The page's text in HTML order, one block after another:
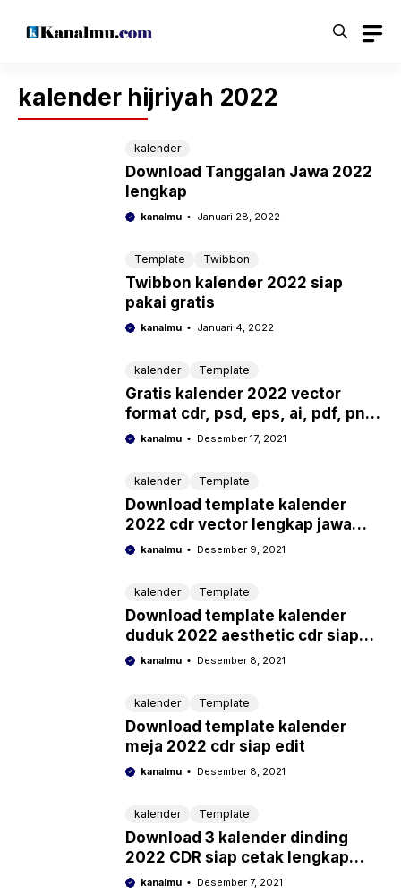
kalender hijriyah 2022
kalender
Download Tanggalan Jawa 2022
lengkap
kanalmu Januari 28, 2022
Template Twibbon
Twibbon kalender 2022 siap
pakai gratis
kanalmu Januari 4, 2022
kalender Template
Gratis kalender 2022 vector
format cdr, psd, eps, ai, pdf, png,
jpg lengkap jawa hijriyah
kanalmu Desember 17, 2021
kalender Template
Download template kalender
2022 cdr vector lengkap jawa
hijriyah siap cetak gratis 100%
kanalmu Desember 9, 2021
kalender Template
Download template kalender
duduk 2022 aesthetic cdr siap
cetak
kanalmu Desember 8, 2021
kalender Template
Download template kalender
meja 2022 cdr siap edit
kanalmu Desember 8, 2021
kalender Template
Download 3 kalender dinding
2022 CDR siap cetak lengkap
tutorial pembuatannya
kanalmu Desember 7, 2021